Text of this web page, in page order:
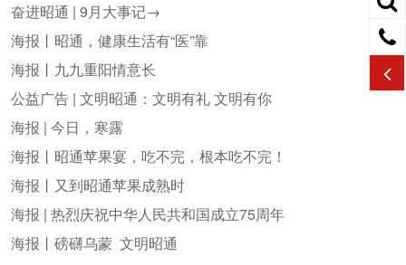
奋进昭通 | 9月大事记→
海报丨昭通，健康生活有“医”靠
海报丨九九重阳情意长
公益广告 | 文明昭通：文明有礼 文明有你
海报 | 今日，寒露
海报丨昭通苹果宴，吃不完，根本吃不完！
海报丨又到昭通苹果成熟时
海报 | 热烈庆祝中华人民共和国成立75周年
海报丨磅礴乌蒙 文明昭通